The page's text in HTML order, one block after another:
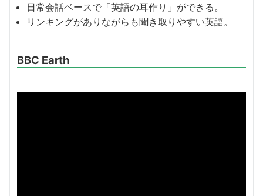
日常会話ベースで「英語の耳作り」ができる。
リンキングがありながらも聞き取りやすい英語。
BBC Earth